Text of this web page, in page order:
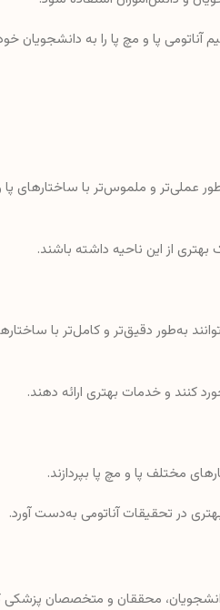
آناتومی پا و مچ پا را به دانشجویان
عملی‌تر و ملموس‌تر با ساختارهای پا
از این ناحیه داشته باشند.
به‌طور دقیق‌تر و کامل‌تر با
کنند و خدمات بهتری ارائه دهند.
مختلف پا و مچ پا بپردازند.
در تحقیقات آناتومی به‌دست آورد.
دانشجویان، محققان و متخصصان